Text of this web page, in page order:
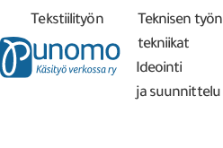
Tekstiilityön
tekniikat
Teknisen työn
tekniikat
Ideointi
ja suunnittelu